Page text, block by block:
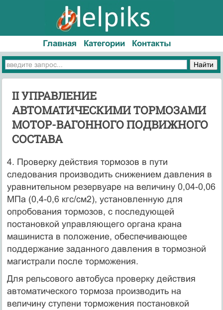
Главная Категории Контакты
II УПРАВЛЕНИЕ
АВТОМАТИЧЕСКИМИ ТОРМОЗАМИ
МОТОР-ВАГОННОГО ПОДВИЖНОГО
СОСТАВА
4. Проверку действия тормозов в пути
следования производить снижением давления в
уравнительном резервуаре на величину 0,04-0,06
МПа (0,4-0,6 кгс/см2), установленную для
опробования тормозов, с последующей
постановкой управляющего органа крана
машиниста в положение, обеспечивающее
поддержание заданного давления в тормозной
магистрали после торможения.
Для рельсового автобуса проверку действия
автоматического тормоза производить на
величину ступени торможения постановкой